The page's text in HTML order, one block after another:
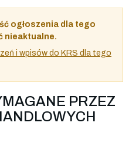
ogłoszenia dla tego
nieaktualne.
i wpisów do KRS dla tego
PRZEZ